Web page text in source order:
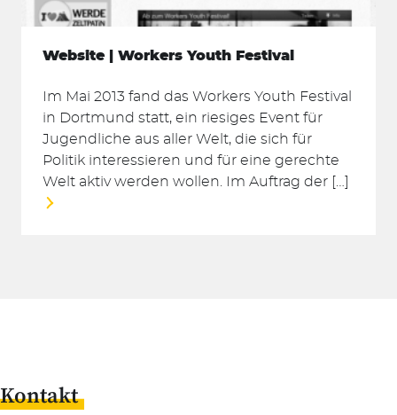
Website | Workers Youth Festival
Im Mai 2013 fand das Workers Youth Festival
in Dortmund statt, ein riesiges Event für
Jugendliche aus aller Welt, die sich für
Politik interessieren und für eine gerechte
Welt aktiv werden wollen. Im Auftrag der […]
Kontakt